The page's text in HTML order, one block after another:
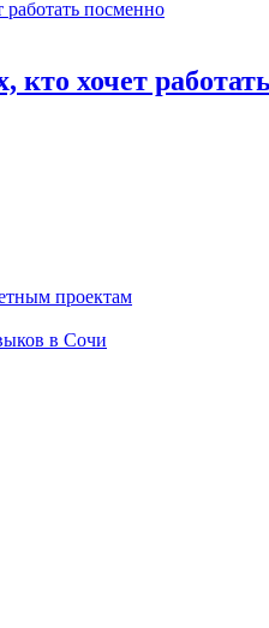
кто хочет
проектам
в Сочи